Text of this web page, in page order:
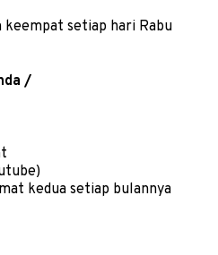
keempat setiap hari Rabu
/
kedua setiap bulannya